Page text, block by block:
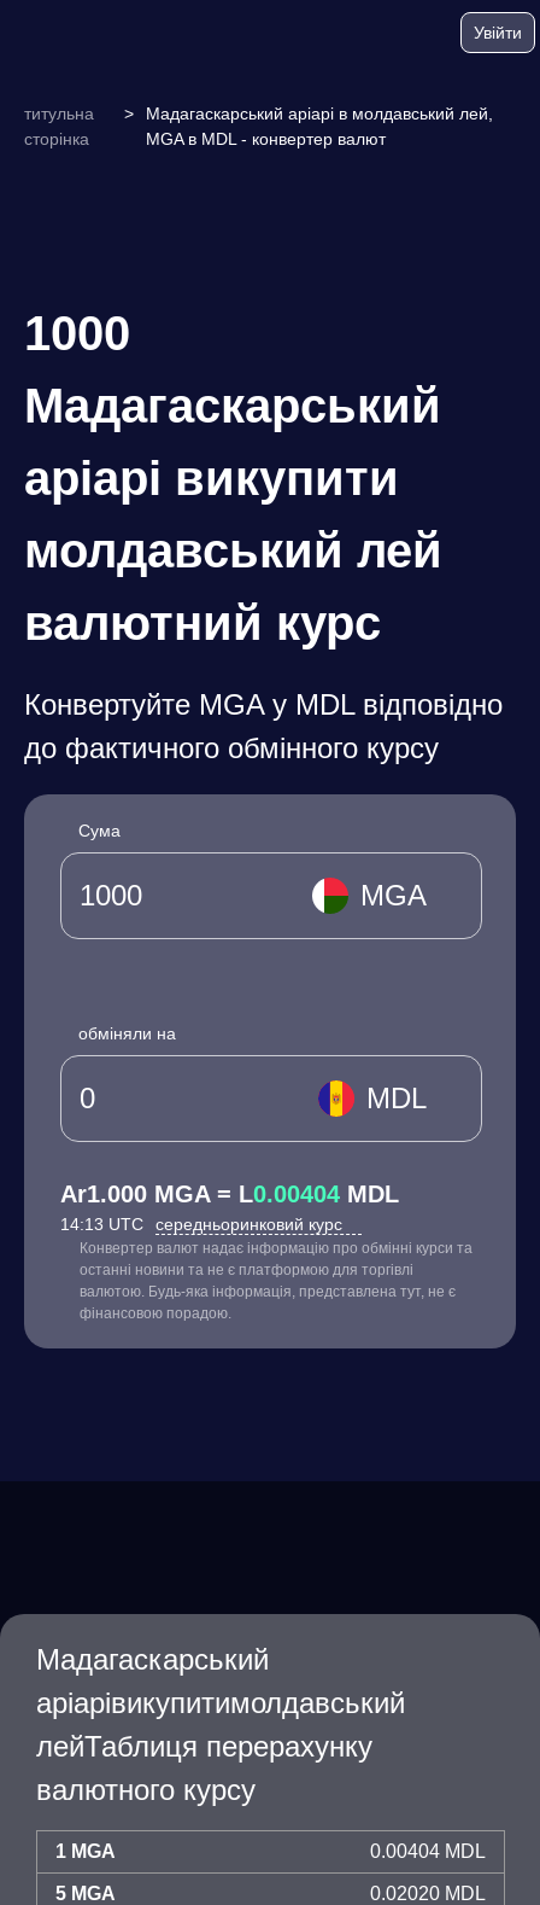
Увійти
титульна
сторінка
>
Мадагаскарський аріарі в молдавський лей,
MGA в MDL - конвертер валют
1000
Мадагаскарський
аріарі викупити
молдавський лей
валютний курс
Конвертуйте MGA у MDL відповідно
до фактичного обмінного курсу
Сума
MGA
обміняли на
MDL
Ar1.000 MGA = L0.00404 MDL
14:13 UTC середньоринковий курс
Конвертер валют надає інформацію про обмінні курси та
останні новини та не є платформою для торгівлі
валютою. Будь-яка інформація, представлена тут, не є
фінансовою порадою.
Мадагаскарський
аріарівикупитимолдавський
лейТаблиця перерахунку
валютного курсу
1 MGA 0.00404 MDL
5 MGA 0.02020 MDL